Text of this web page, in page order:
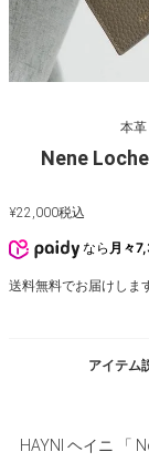
本
Nene
¥22,000税込
なら 月々
送料無料でお届けしま
アイテム
HAYNI ヘイニ 「